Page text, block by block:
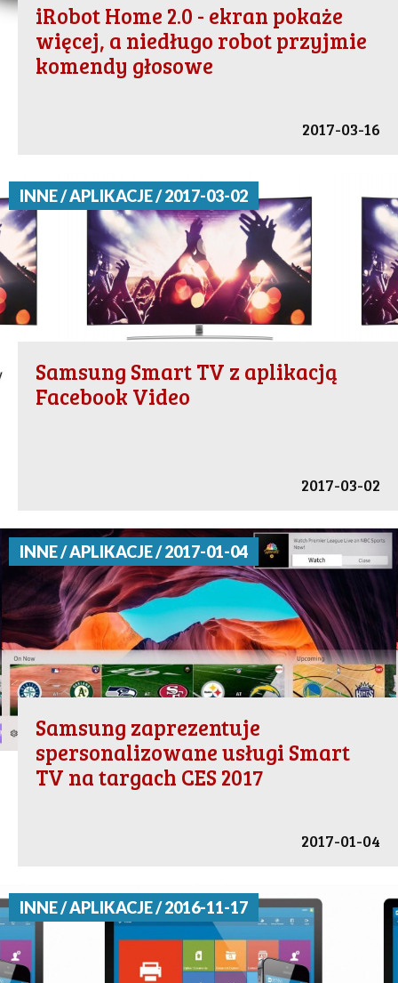
iRobot Home 2.0 - ekran pokaże
więcej, a niedługo robot przyjmie
komendy głosowe
2017-03-16
INNE / APLIKACJE / 2017-03-02
Samsung Smart TV z aplikacją
Facebook Video
2017-03-02
INNE / APLIKACJE / 2017-01-04
Samsung zaprezentuje
spersonalizowane usługi Smart
TV na targach CES 2017
2017-01-04
INNE / APLIKACJE / 2016-11-17